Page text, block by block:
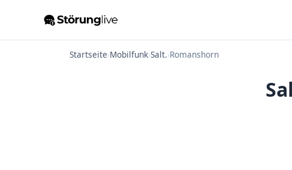
Startseite›Mobilfunk›Salt.›Romanshorn